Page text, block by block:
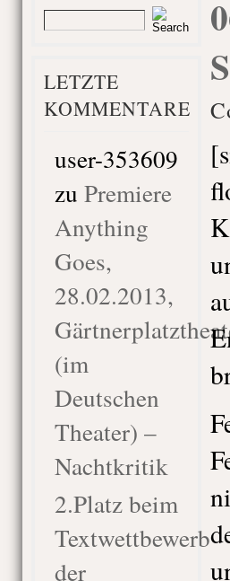
LETZTE
KOMMENTARE
user-353609
zu Premiere
Anything
Goes,
28.02.2013,
(im
Deutschen
Theater) –
Nachtkritik
2.Platz beim
Textwettbewerb
der